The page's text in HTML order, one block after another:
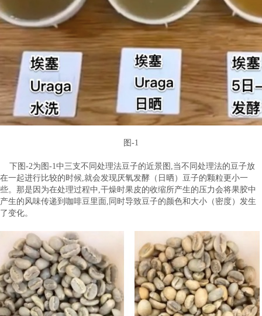
图-1
下图-2为图-1中三支不同处理法豆子的近景图,当不同处理法的豆子放
在一起进行比较的时候,就会发现厌氧发酵（日晒）豆子的颗粒更小一
些。那是因为在处理过程中,干燥时果皮的收缩所产生的压力会将果胶中
产生的风味传递到咖啡豆里面,同时导致豆子的颜色和大小（密度）发生
了变化。